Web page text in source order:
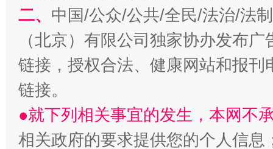
习近平的博鳌关键词
魏明亮
二、 中国/公众/公共/全民/法治/法
（北京）有限公司独家协办发布
链接，授权合法、健康网站和报
链接。
●就下列相关事宜的发生，本网不
相关政府的要求提供您的个人信息